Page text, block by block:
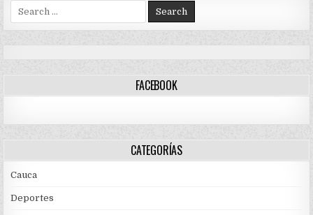
Search
for:
FACEBOOK
CATEGORÍAS
Cauca
Deportes